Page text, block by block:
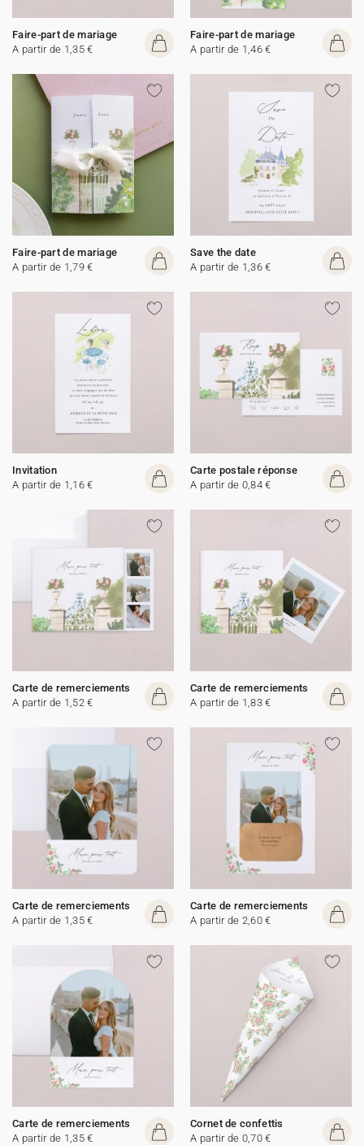
Faire-part de mariage
A partir de 1,35 €
Faire-part de mariage
A partir de 1,46 €
Faire-part de mariage
A partir de 1,79 €
Save the date
A partir de 1,36 €
Invitation
A partir de 1,16 €
Carte postale réponse
A partir de 0,84 €
Carte de remerciements
A partir de 1,52 €
Carte de remerciements
A partir de 1,83 €
Carte de remerciements
A partir de 1,35 €
Carte de remerciements
A partir de 2,60 €
Carte de remerciements
A partir de 1,35 €
Cornet de confettis
A partir de 0,70 €